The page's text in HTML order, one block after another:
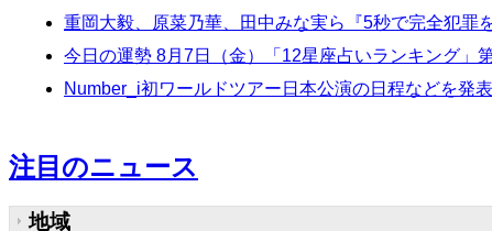
重岡大毅、原菜乃華、田中みな実ら『5秒で完全犯
今日の運勢 8月7日（金）「12星座占いランキング」
Number_i初ワールドツアー日本公演の日程などを発表
注目のニュース
地域